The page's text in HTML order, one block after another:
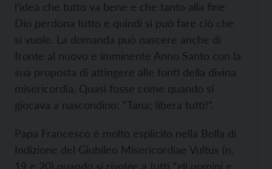
l’idea che tutto va bene e che tanto alla fine
Dio perdona tutto e quindi si può fare ciò che
si vuole. La domanda può nascere anche di
fronte al nuovo e imminente Anno Santo con la
sua proposta di attingere alle fonti della divina
misericordia. Quasi fosse come quando si
giocava a nascondino: “Tana; libera tutti!”.
Papa Francesco è molto esplicito nella Bolla di
Indizione del Giubileo Misericordiae Vultus (n.
19 e 20) quando si rivolge a tutti “gli uomini e